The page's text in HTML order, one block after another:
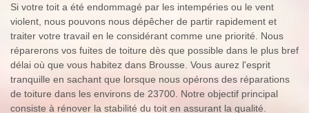
Si votre toit a été endommagé par les intempéries ou le vent
violent, nous pouvons nous dépêcher de partir rapidement et
traiter votre travail en le considérant comme une priorité. Nous
réparerons vos fuites de toiture dès que possible dans le plus bref
délai où que vous habitez dans Brousse. Vous aurez l'esprit
tranquille en sachant que lorsque nous opérons des réparations
de toiture dans les environs de 23700. Notre objectif principal
consiste à rénover la stabilité du toit en assurant la qualité.